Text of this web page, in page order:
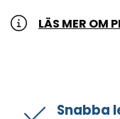
LÄS MER OM
Snabba